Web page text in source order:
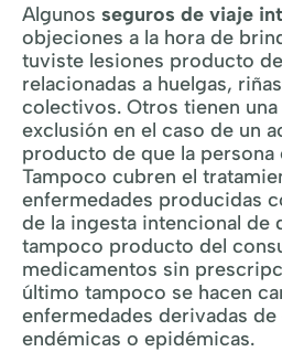
Algunos seguros de viaje
objeciones a la hora de
tuviste lesiones producto
relacionadas a huelgas,
colectivos. Otros tienen una
exclusión en el caso de un
producto de que la persona
Tampoco cubren el
enfermedades producidas
de la ingesta intencional de
tampoco producto del
medicamentos sin
último tampoco se hacen
enfermedades derivadas
endémicas o epidémicas.